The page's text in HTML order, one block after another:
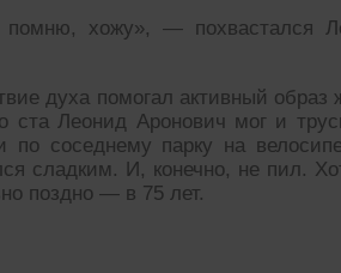
хожу», — похвастался
духа помогал активный
ста Леонид Аронович мог и
по соседнему парку на
сладким. И, конечно, не пил.
поздно — в 75 лет.